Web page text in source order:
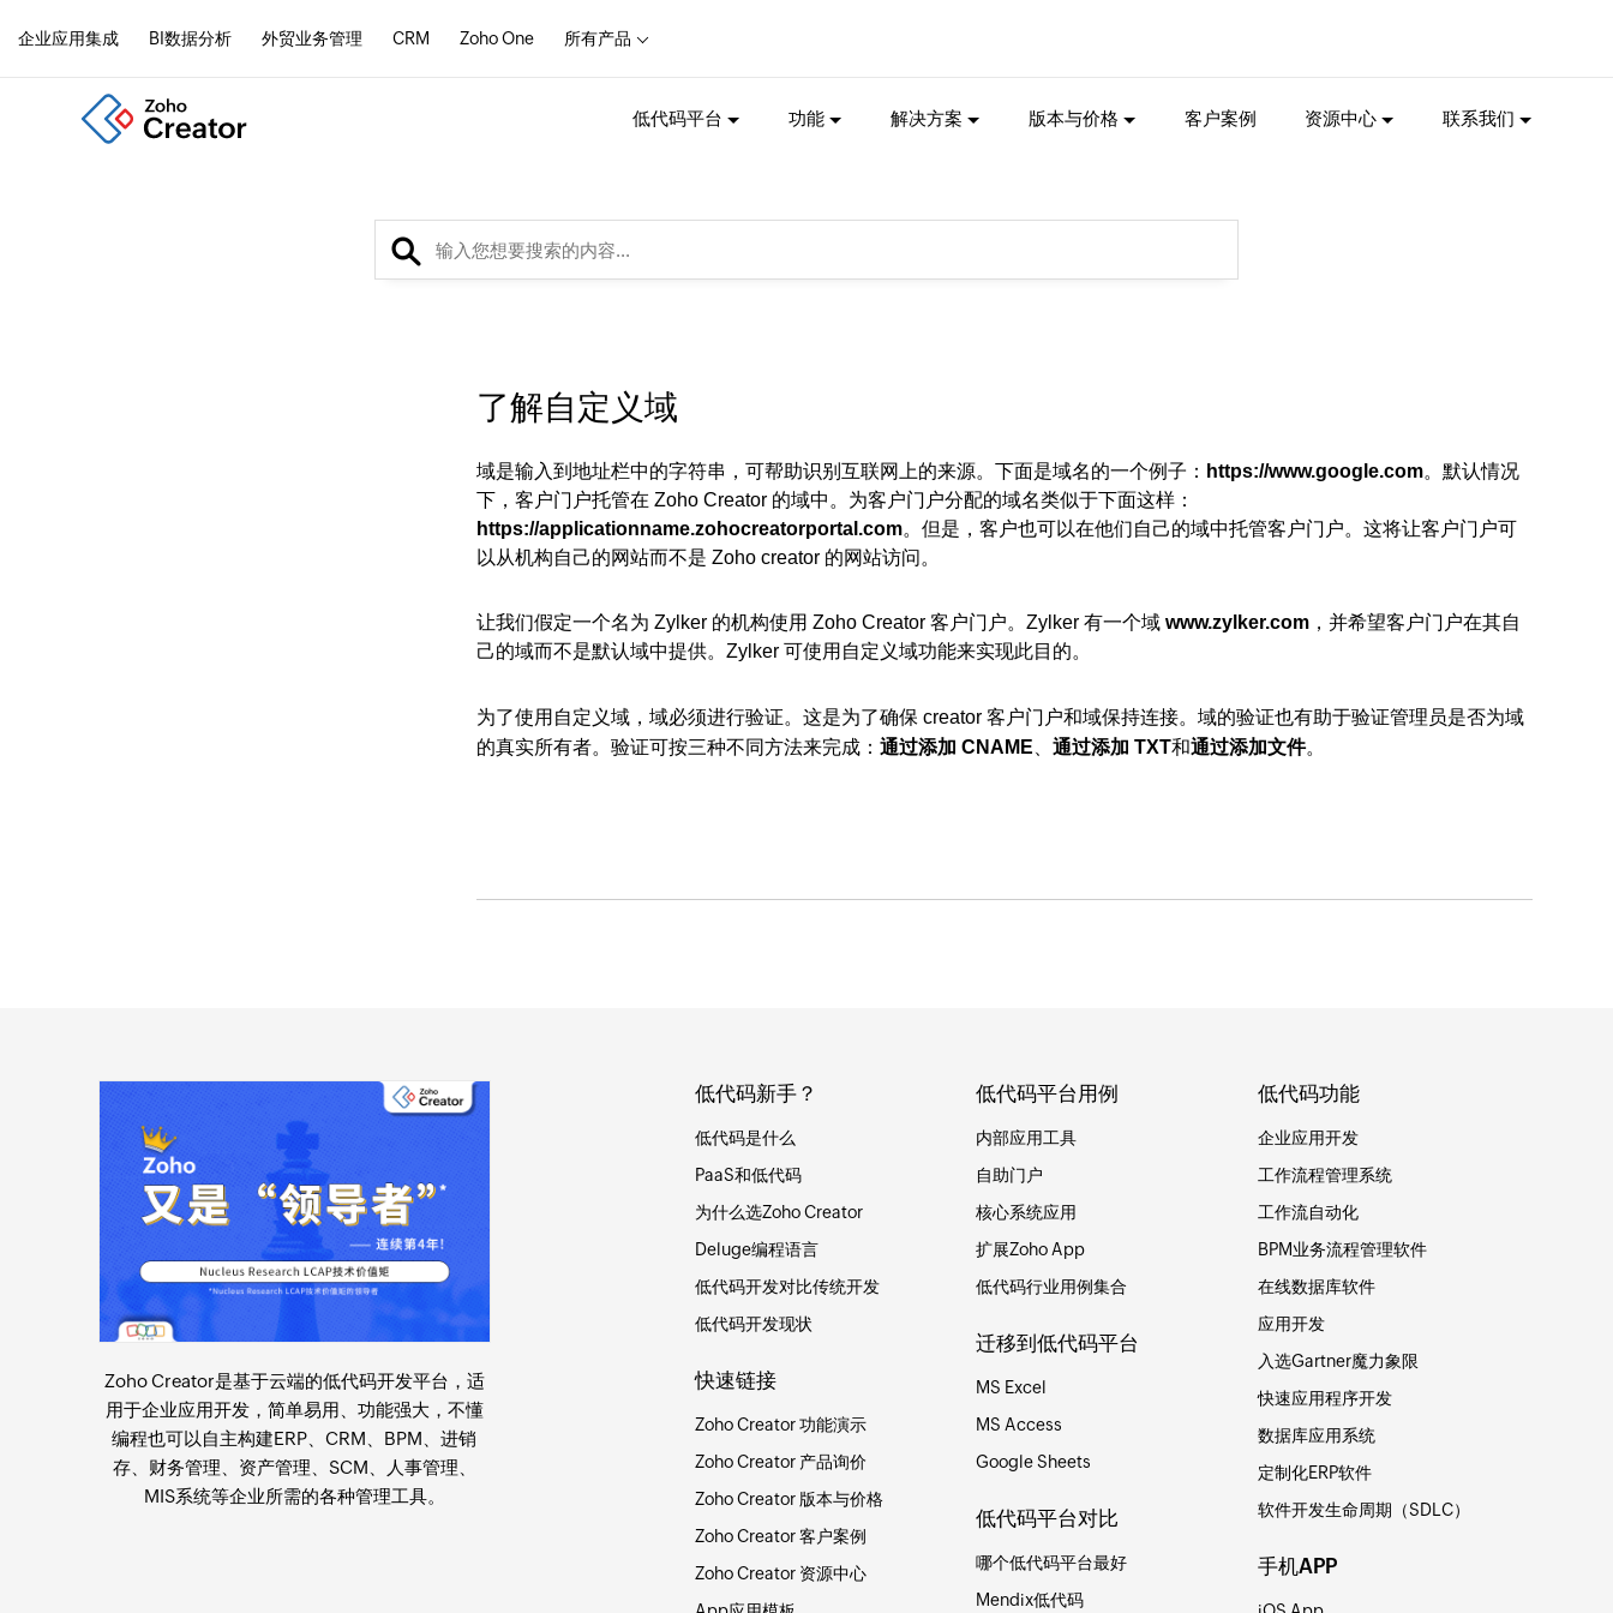
企业应用集成 BI数据分析 外贸业务管理 CRM Zoho One 所有产品
低代码平台 功能 解决方案 版本与价格 客户案例 资源中心 联系我们
了解自定义域
域是输入到地址栏中的字符串，可帮助识别互联网上的来源。下面是域名的一个例子： https://www.google.com。默认情况
下，客户门户托管在 Zoho Creator 的域中。为客户门户分配的域名类似于下面这样：
https://applicationname.zohocreatorportal.com。但是，客户也可以在他们自己的域中托管客户门户。这将让客户门户可
以从机构自己的网站而不是 Zoho creator 的网站访问。
让我们假定一个名为 Zylker 的机构使用 Zoho Creator 客户门户。Zylker 有一个域 www.zylker.com ，并希望客户门户在其自
己的域而不是默认域中提供。Zylker 可使用自定义域功能来实现此目的。
为了使用自定义域，域必须进行验证。这是为了确保 creator 客户门户和域保持连接。域的验证也有助于验证管理员是否为域
的真实所有者。验证可按三种不同方法来完成：通过添加 CNAME 、通过添加 TXT和通过添加文件。
Zoho Creator是基于云端的低代码开发平台 ，适
用于企业应用开发，简单易用、功能强大，不懂
编程也可以自主构建ERP、CRM、BPM、进销
存、财务管理、资产管理、SCM、人事管理、
MIS系统等企业所需的各种管理工具。
低代码新手？
低代码是什么
PaaS和低代码
为什么选Zoho Creator
Deluge编程语言
低代码开发对比传统开发
低代码开发现状
快速链接
Zoho Creator 功能演示
Zoho Creator 产品询价
Zoho Creator 版本与价格
Zoho Creator 客户案例
Zoho Creator 资源中心
低代码平台用例
内部应用工具
自助门户
核心系统应用
扩展Zoho App
低代码行业用例集合
迁移到低代码平台
MS Excel
MS Access
Google Sheets
低代码平台对比
哪个低代码平台最好
Mendix低代码
低代码功能
企业应用开发
工作流程管理系统
工作流自动化
BPM业务流程管理软件
在线数据库软件
应用开发
入选Gartner魔力象限
快速应用程序开发
数据库应用系统
定制化ERP软件
软件开发生命周期（SDLC）
手机APP